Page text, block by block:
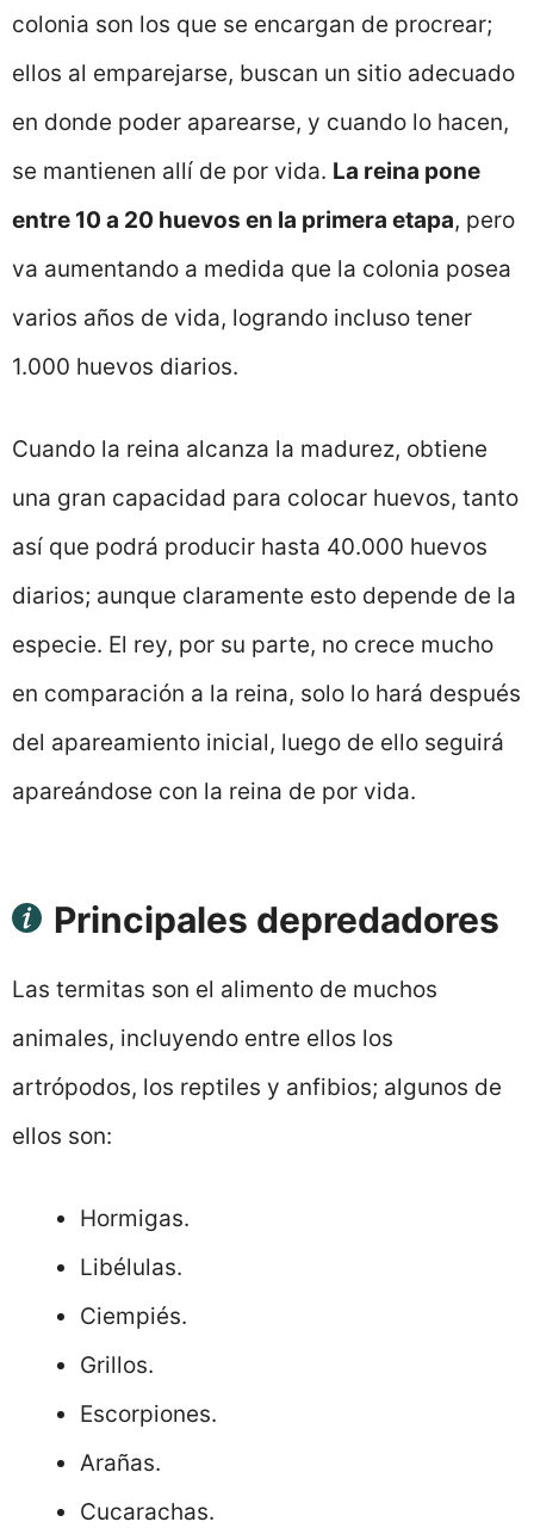
colonia son los que se encargan de procrear;
ellos al emparejarse, buscan un sitio adecuado
en donde poder aparearse, y cuando lo hacen,
se mantienen allí de por vida. La reina pone
entre 10 a 20 huevos en la primera etapa, pero
va aumentando a medida que la colonia posea
varios años de vida, logrando incluso tener
1.000 huevos diarios.
Cuando la reina alcanza la madurez, obtiene
una gran capacidad para colocar huevos, tanto
así que podrá producir hasta 40.000 huevos
diarios; aunque claramente esto depende de la
especie. El rey, por su parte, no crece mucho
en comparación a la reina, solo lo hará después
del apareamiento inicial, luego de ello seguirá
apareándose con la reina de por vida.
Principales depredadores
Las termitas son el alimento de muchos
animales, incluyendo entre ellos los
artrópodos, los reptiles y anfibios; algunos de
ellos son:
Hormigas.
Libélulas.
Ciempiés.
Grillos.
Escorpiones.
Arañas.
Cucarachas.